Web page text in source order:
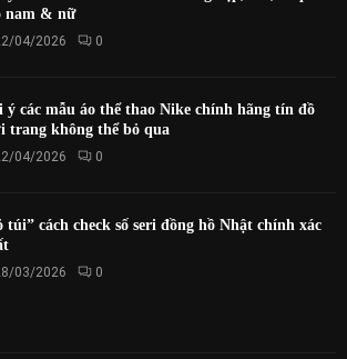
nam & nữ
04/2026 0
ý các mẫu áo thể thao Nike chính hãng tín đồ
trang không thể bỏ qua
04/2026 0
túi” cách check số seri đồng hồ Nhật chính xác
03/2026 0